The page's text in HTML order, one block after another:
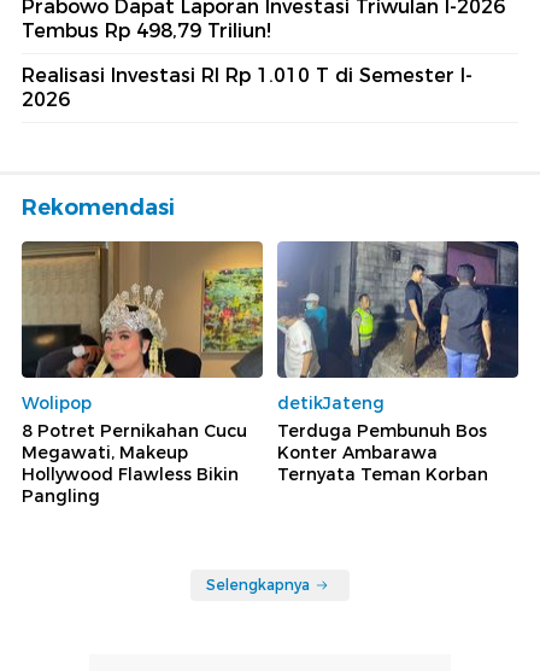
Prabowo Dapat Laporan Investasi Triwulan I-2026
Tembus Rp 498,79 Triliun!
Realisasi Investasi RI Rp 1.010 T di Semester I-
2026
Rekomendasi
Wolipop
8 Potret Pernikahan Cucu
Megawati, Makeup
Hollywood Flawless Bikin
Pangling
detikJateng
Terduga Pembunuh Bos
Konter Ambarawa
Ternyata Teman Korban
Selengkapnya